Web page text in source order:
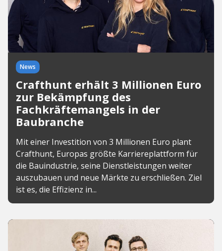
News
Crafthunt erhält 3 Millionen Euro
zur Bekämpfung des
Fachkräftemangels in der
Baubranche
Mit einer Investition von 3 Millionen Euro plant
Crafthunt, Europas größte Karriereplattform für
die Bauindustrie, seine Dienstleistungen weiter
auszubauen und neue Märkte zu erschließen. Ziel
ist es, die Effizienz in...